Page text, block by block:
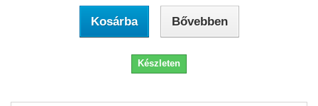
Kosárba Bővebben
Készleten